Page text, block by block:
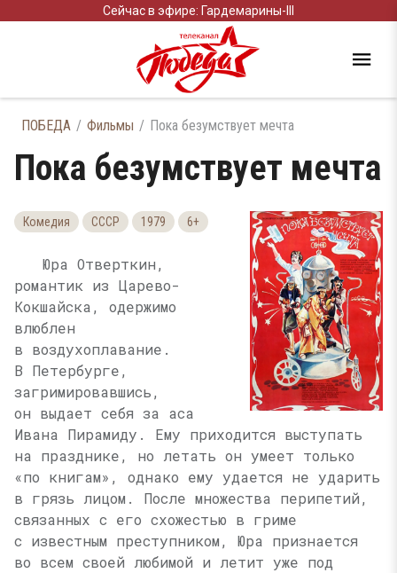
Сейчас в эфире: Гардемарины-III
ПОБЕДА Фильмы Пока безумствует мечта
Пока безумствует мечта
Комедия СССР 1979 6+
Юра Отверткин,
романтик из Царево-
Кокшайска, одержимо
влюблен
в воздухоплавание.
В Петербурге,
загримировавшись,
он выдает себя за аса
Ивана Пирамиду. Ему приходится выступать
на празднике, но летать он умеет только
«по книгам», однако ему удается не ударить
в грязь лицом. После множества перипетий,
связанных с его схожестью в гриме
с известным преступником, Юра признается
во всем своей любимой и летит уже под